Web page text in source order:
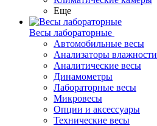
Еще
Весы лабораторные
Автомобильные весы
Анализаторы влажности
Аналитические весы
Динамометры
Лабораторные весы
Микровесы
Опции и аксессуары
Технические весы